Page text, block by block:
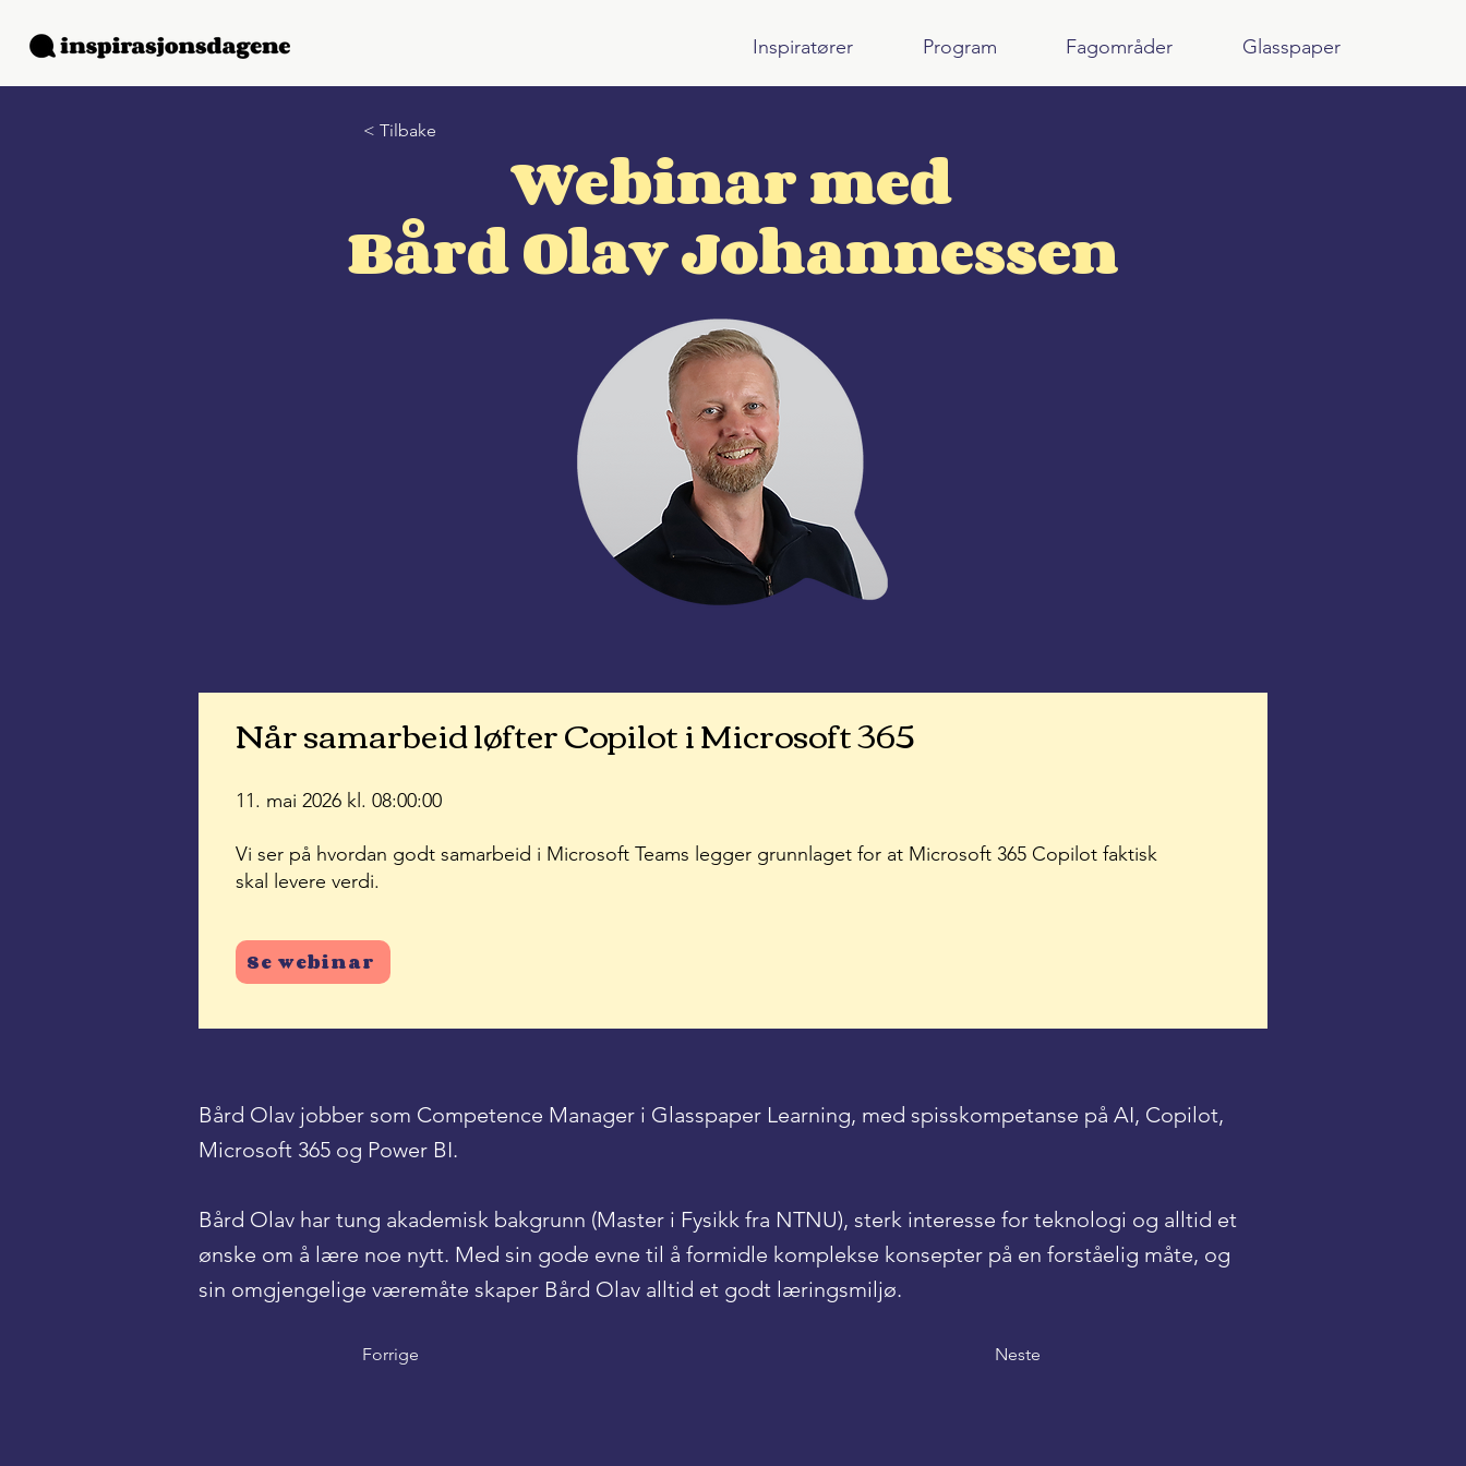
Inspiratører Program Fagområder Glasspaper
< Tilbake
Webinar med
Bård Olav Johannessen
Når samarbeid løfter Copilot i Microsoft 365
11. mai 2026 kl. 08:00:00
Vi ser på hvordan godt samarbeid i Microsoft Teams legger grunnlaget for at Microsoft 365 Copilot faktisk
skal levere verdi.
Se webinar
Bård Olav jobber som Competence Manager i Glasspaper Learning, med spisskompetanse på AI, Copilot,
Microsoft 365 og Power BI.
Bård Olav har tung akademisk bakgrunn (Master i Fysikk fra NTNU), sterk interesse for teknologi og alltid et
ønske om å lære noe nytt. Med sin gode evne til å formidle komplekse konsepter på en forståelig måte, og
sin omgjengelige væremåte skaper Bård Olav alltid et godt læringsmiljø.
Forrige Neste